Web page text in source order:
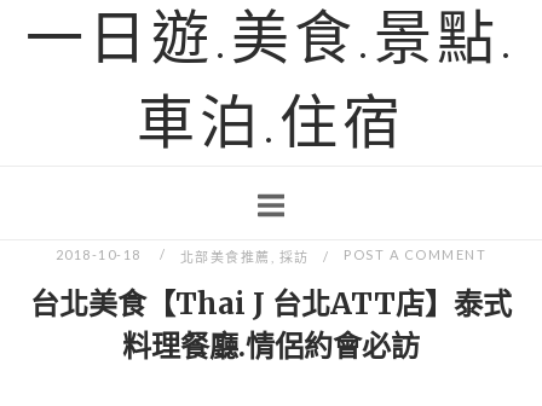
一日遊.美食.景點.
車泊.住宿
2018-10-18 北部美食推薦 採訪 POST A COMMENT
台北美食【Thai J 台北ATT店】泰式
料理餐廳.情侶約會必訪